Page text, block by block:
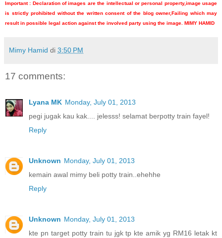
Important : Declaration of images are the intellectual or personal property,image usage
is strictly prohibited without the written consent of the blog owner,Failing which may
result in possible legal action against the involved party using the image. MIMY HAMID
Mimy Hamid di 3:50 PM
17 comments:
Lyana MK Monday, July 01, 2013
pegi jugak kau kak.... jelesss! selamat berpotty train fayel!
Reply
Unknown Monday, July 01, 2013
kemain awal mimy beli potty train..ehehhe
Reply
Unknown Monday, July 01, 2013
kte pn target potty train tu jgk tp kte amik yg RM16 letak kt